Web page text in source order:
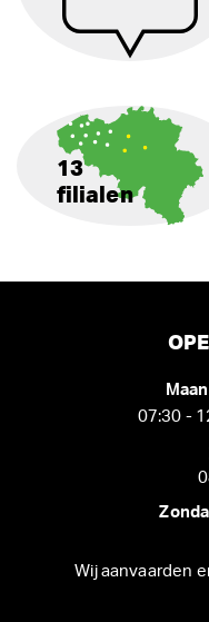
13
filialen
07:30 -
Wij aanvaarden